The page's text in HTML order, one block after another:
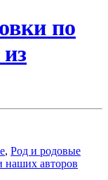
по
, Род и родовые
наших авторов